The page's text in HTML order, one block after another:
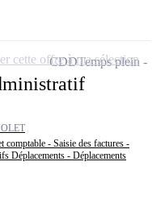
- Saisie des factures -
Déplacements - Déplacements
CDDTemps plein
cette offre à ma sélection